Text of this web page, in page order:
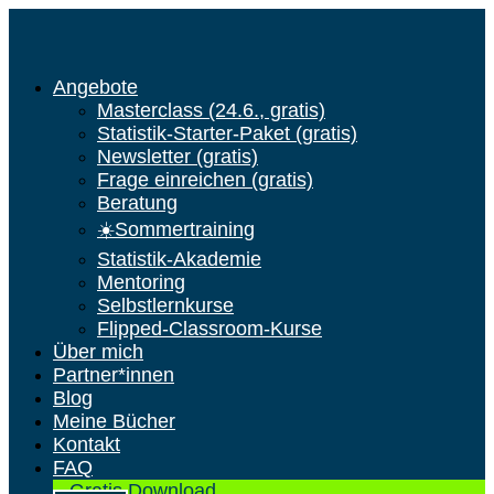
Angebote
Masterclass (24.6., gratis)
Statistik-Starter-Paket (gratis)
Newsletter (gratis)
Frage einreichen (gratis)
Beratung
☀️Sommertraining
Statistik-Akademie
Mentoring
Selbstlernkurse
Flipped-Classroom-Kurse
Über mich
Partner*innen
Blog
Meine Bücher
Kontakt
FAQ